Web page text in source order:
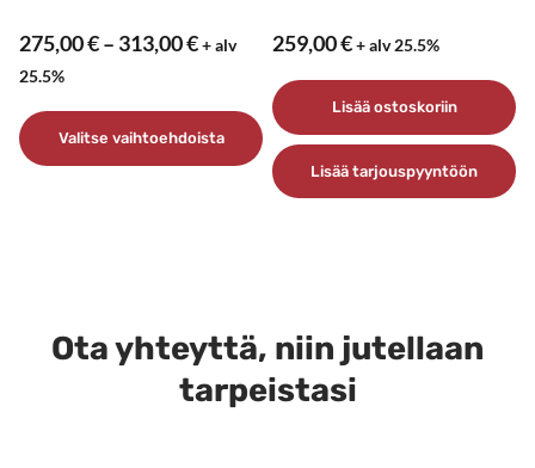
275,00€– 313,00€Hintaluokka:
313,00 €
+ alv
25.5%
Valitse vaihtoehdoista
Voit
tehdä
259,00€+ alv 25.5%
Lisää ostoskoriin
Lisää tarjouspyyntöön
Ota yhteyttä, niin jutellaan
tarpeistasi